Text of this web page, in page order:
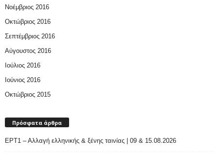
Νοέμβριος 2016
Οκτώβριος 2016
Σεπτέμβριος 2016
Αύγουστος 2016
Ιούλιος 2016
Ιούνιος 2016
Οκτώβριος 2015
Πρόσφατα άρθρα
ΕΡΤ1 – Αλλαγή ελληνικής & ξένης ταινίας | 09 & 15.08.2026